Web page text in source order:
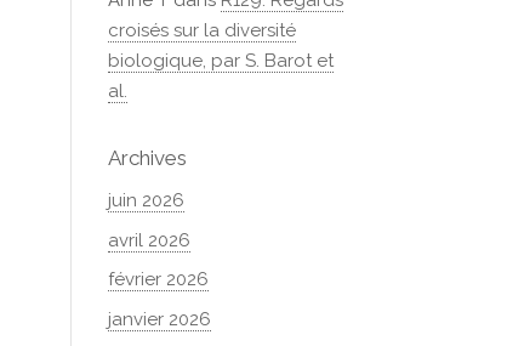
croisés sur la diversité
biologique, par S. Barot et
al.
Archives
juin 2026
avril 2026
février 2026
janvier 2026